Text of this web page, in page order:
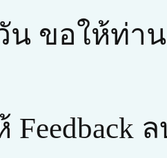
น ขอให้ท่
Feedback